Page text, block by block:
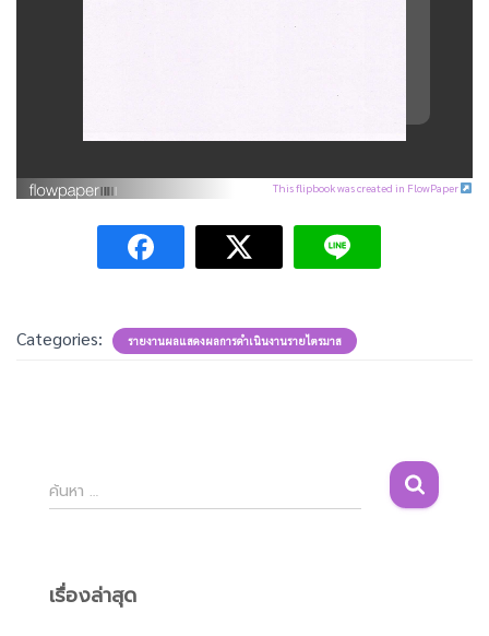
This flipbook was created in FlowPaper
Categories: รายงานผลแสดงผลการดำเนินงานรายไตรมาส
ค้
น
สำ
ค้นหา …
เรื่องล่าสุด